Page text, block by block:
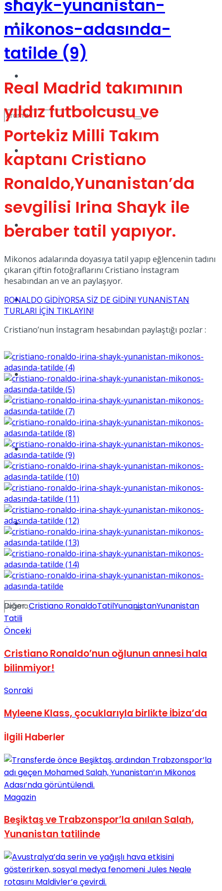
Müzik
Sinema
Tatil
Spor
Podcast
View All Result
Podcast
No Result
View All Result
Real Madrid takımının
yıldız futbolcusu ve
Portekiz Milli Takım
kaptanı Cristiano
Ronaldo,Yunanistan’da
sevgilisi Irina Shayk ile
beraber tatil yapıyor.
Mikonos adalarında doyasıya tatil yapıp eğlencenin tadını
çıkaran çiftin fotoğraflarını Cristiano İnstagram
hesabından an ve an paylaşıyor.
RONALDO GİDİYORSA SİZ DE GİDİN! YUNANİSTAN
TURLARI İÇİN TIKLAYIN!
Cristiano’nun İnstagram hesabından paylaştığı pozlar :
Diğer:Cristiano RonaldoTatilYunanistanYunanistan
Tatili
Önceki
Cristiano Ronaldo’nun oğlunun annesi hala
bilinmiyor!
Sonraki
Myleene Klass, çocuklarıyla birlikte İbiza’da
İlgili Haberler
Magazin
Beşiktaş ve Trabzonspor’la anılan Salah,
Yunanistan tatilinde